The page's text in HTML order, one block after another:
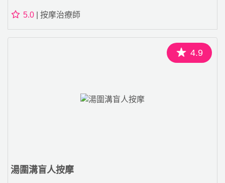
5.0 | 按摩治療師
4.9
湯圍溝盲人按摩